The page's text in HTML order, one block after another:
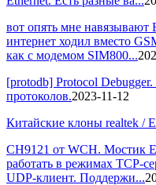
вот опять мне навязывают
интернет ходил вместо
как с модемом SIM800...
[protodb] Protocol
протоколов.2023-11-12
Китайские клоны realtek /
CH9121 от WCH. Мостик
работать в режимах TCP-
UDP-клиент. Поддержи...